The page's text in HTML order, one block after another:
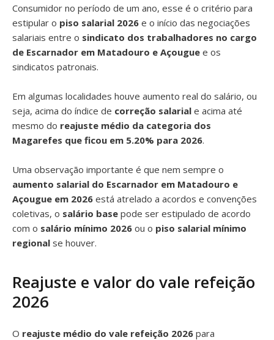
Consumidor no período de um ano, esse é o critério para
estipular o piso salarial 2026 e o início das negociações
salariais entre o sindicato dos trabalhadores no cargo
de Escarnador em Matadouro e Açougue e os
sindicatos patronais.
Em algumas localidades houve aumento real do salário, ou
seja, acima do índice de correção salarial e acima até
mesmo do reajuste médio da categoria dos
Magarefes que ficou em 5.20% para 2026.
Uma observação importante é que nem sempre o
aumento salarial do Escarnador em Matadouro e
Açougue em 2026 está atrelado a acordos e convenções
coletivas, o salário base pode ser estipulado de acordo
com o salário mínimo 2026 ou o piso salarial mínimo
regional se houver.
Reajuste e valor do vale refeição
2026
O reajuste médio do vale refeição 2026 para